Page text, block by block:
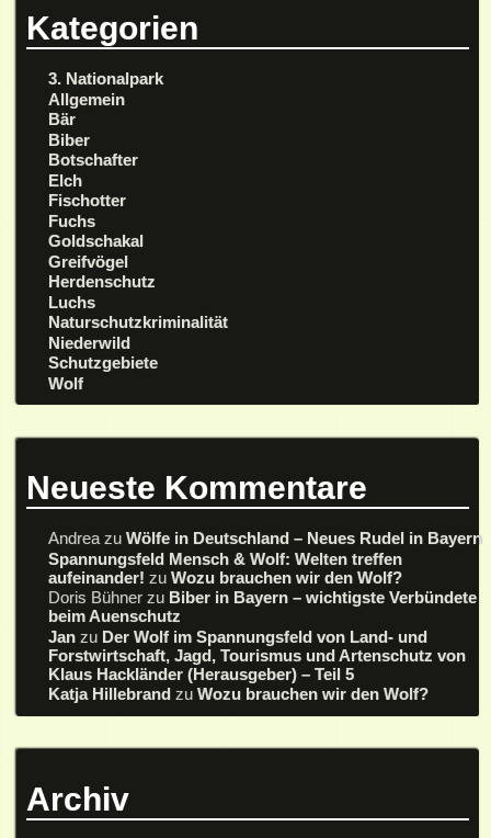
Kategorien
3. Nationalpark
Allgemein
Bär
Biber
Botschafter
Elch
Fischotter
Fuchs
Goldschakal
Greifvögel
Herdenschutz
Luchs
Naturschutzkriminalität
Niederwild
Schutzgebiete
Wolf
Neueste Kommentare
Andrea zuWölfe in Deutschland – Neues Rudel in Bayern
Spannungsfeld Mensch & Wolf: Welten treffen
aufeinander! zuWozu brauchen wir den Wolf?
Doris Bühner zu Biber in Bayern – wichtigste Verbündete
beim Auenschutz
Jan zu Der Wolf im Spannungsfeld von Land- und
Forstwirtschaft, Jagd, Tourismus und Artenschutz von
Klaus Hackländer (Herausgeber) – Teil 5
Katja Hillebrand zuWozu brauchen wir den Wolf?
Archiv